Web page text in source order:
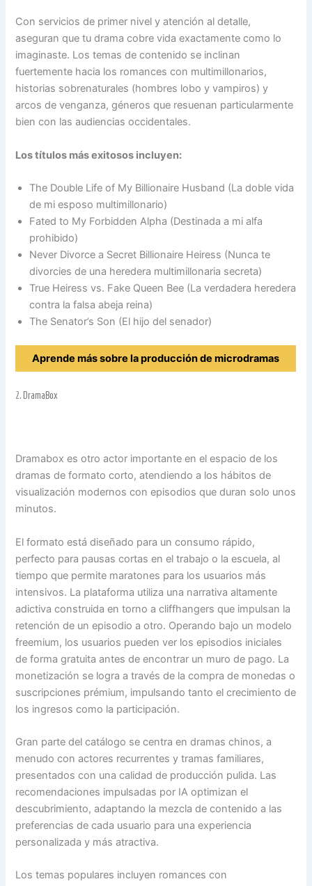
Con servicios de primer nivel y atención al detalle,
aseguran que tu drama cobre vida exactamente como lo
imaginaste. Los temas de contenido se inclinan
fuertemente hacia los romances con multimillonarios,
historias sobrenaturales (hombres lobo y vampiros) y
arcos de venganza, géneros que resuenan particularmente
bien con las audiencias occidentales.
Los títulos más exitosos incluyen:
The Double Life of My Billionaire Husband (La doble vida
de mi esposo multimillonario)
Fated to My Forbidden Alpha (Destinada a mi alfa
prohibido)
Never Divorce a Secret Billionaire Heiress (Nunca te
divorcies de una heredera multimillonaria secreta)
True Heiress vs. Fake Queen Bee (La verdadera heredera
contra la falsa abeja reina)
The Senator’s Son (El hijo del senador)
Aprende más sobre la producción de microdramas
2. DramaBox
Dramabox es otro actor importante en el espacio de los
dramas de formato corto, atendiendo a los hábitos de
visualización modernos con episodios que duran solo unos
minutos.
El formato está diseñado para un consumo rápido,
perfecto para pausas cortas en el trabajo o la escuela, al
tiempo que permite maratones para los usuarios más
intensivos. La plataforma utiliza una narrativa altamente
adictiva construida en torno a cliffhangers que impulsan la
retención de un episodio a otro. Operando bajo un modelo
freemium, los usuarios pueden ver los episodios iniciales
de forma gratuita antes de encontrar un muro de pago. La
monetización se logra a través de la compra de monedas o
suscripciones prémium, impulsando tanto el crecimiento de
los ingresos como la participación.
Gran parte del catálogo se centra en dramas chinos, a
menudo con actores recurrentes y tramas familiares,
presentados con una calidad de producción pulida. Las
recomendaciones impulsadas por IA optimizan el
descubrimiento, adaptando la mezcla de contenido a las
preferencias de cada usuario para una experiencia
personalizada y más atractiva.
Los temas populares incluyen romances con